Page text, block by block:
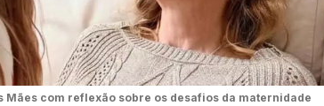
Mães com reflexão sobre os desafios da maternidade